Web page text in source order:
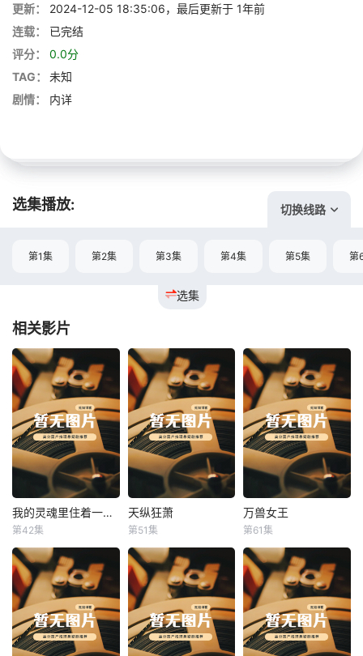
更新：
2024-12-05 18:35:06，最后更新于 1年前
连载：
已完结
评分：
0.0分
TAG：
未知
剧情：
内详
选集播放: 切换线路
选集
第1集 第2集 第3集 第4集 第5集 第
相关影片
我的灵魂里住着一条龙 我的灵魂里住着一条龙
第42集
天纵狂萧
天纵狂萧
第51集
万兽女王
万兽女王
第61集